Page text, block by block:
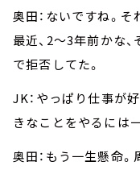
奥田：ないですね。
最近、2～3年前かな
で拒否してた。
JK：やっぱり仕事が
きなことをやるには
奥田：もう一生懸命